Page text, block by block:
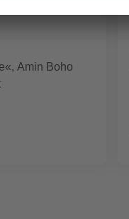
Amin Boho